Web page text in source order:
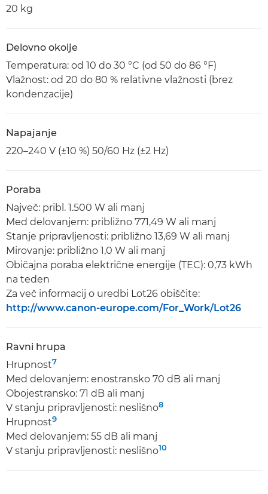
20 kg
Delovno okolje
Temperatura: od 10 do 30 °C (od 50 do 86 °F)
Vlažnost: od 20 do 80 % relativne vlažnosti (brez
kondenzacije)
Napajanje
220–240 V (±10 %) 50/60 Hz (±2 Hz)
Poraba
Največ: pribl. 1.500 W ali manj
Med delovanjem: približno 771,49 W ali manj
Stanje pripravljenosti: približno 13,69 W ali manj
Mirovanje: približno 1,0 W ali manj
Običajna poraba električne energije (TEC): 0,73 kWh
na teden
Za več informacij o uredbi Lot26 obiščite:
http://www.canon-europe.com/For_Work/Lot26
Ravni hrupa
Hrupnost7
Med delovanjem: enostransko 70 dB ali manj
Obojestransko: 71 dB ali manj
V stanju pripravljenosti: neslišno8
Hrupnost9
Med delovanjem: 55 dB ali manj
V stanju pripravljenosti: neslišno10